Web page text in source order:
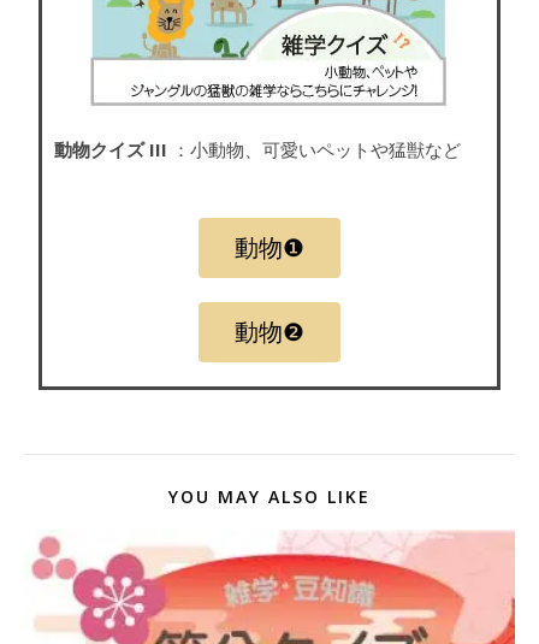
動物クイズ III ：小動物、可愛いペットや猛獣など
動物❶
動物❷
YOU MAY ALSO LIKE